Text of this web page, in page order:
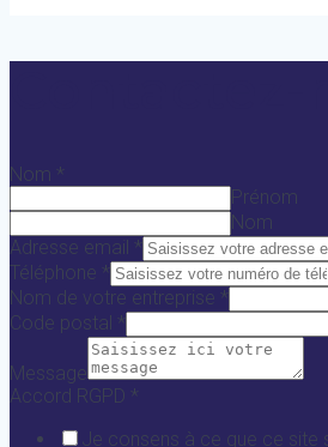
Nom *
Prénom
Nom
Adresse email *
Téléphone *
Nom de votre entreprise *
Code postal *
Message
Accord RGPD *
Je consens à ce que ce site